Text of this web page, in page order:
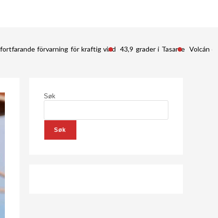
förvarning för kraftig vind 43,9 grader i Tasarte Volcán
Søk
Søk